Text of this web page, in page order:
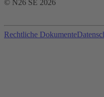
© N26 SE 2026
Rechtliche Dokumente